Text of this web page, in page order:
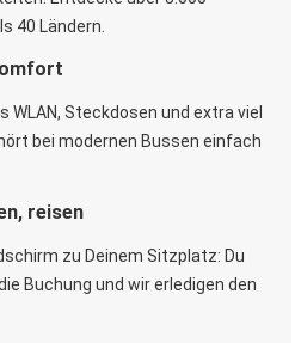
40 Ländern.
WLAN, Steckdosen und extra viel
bei modernen Bussen einfach
reisen
zu Deinem Sitzplatz: Du
Buchung und wir erledigen den